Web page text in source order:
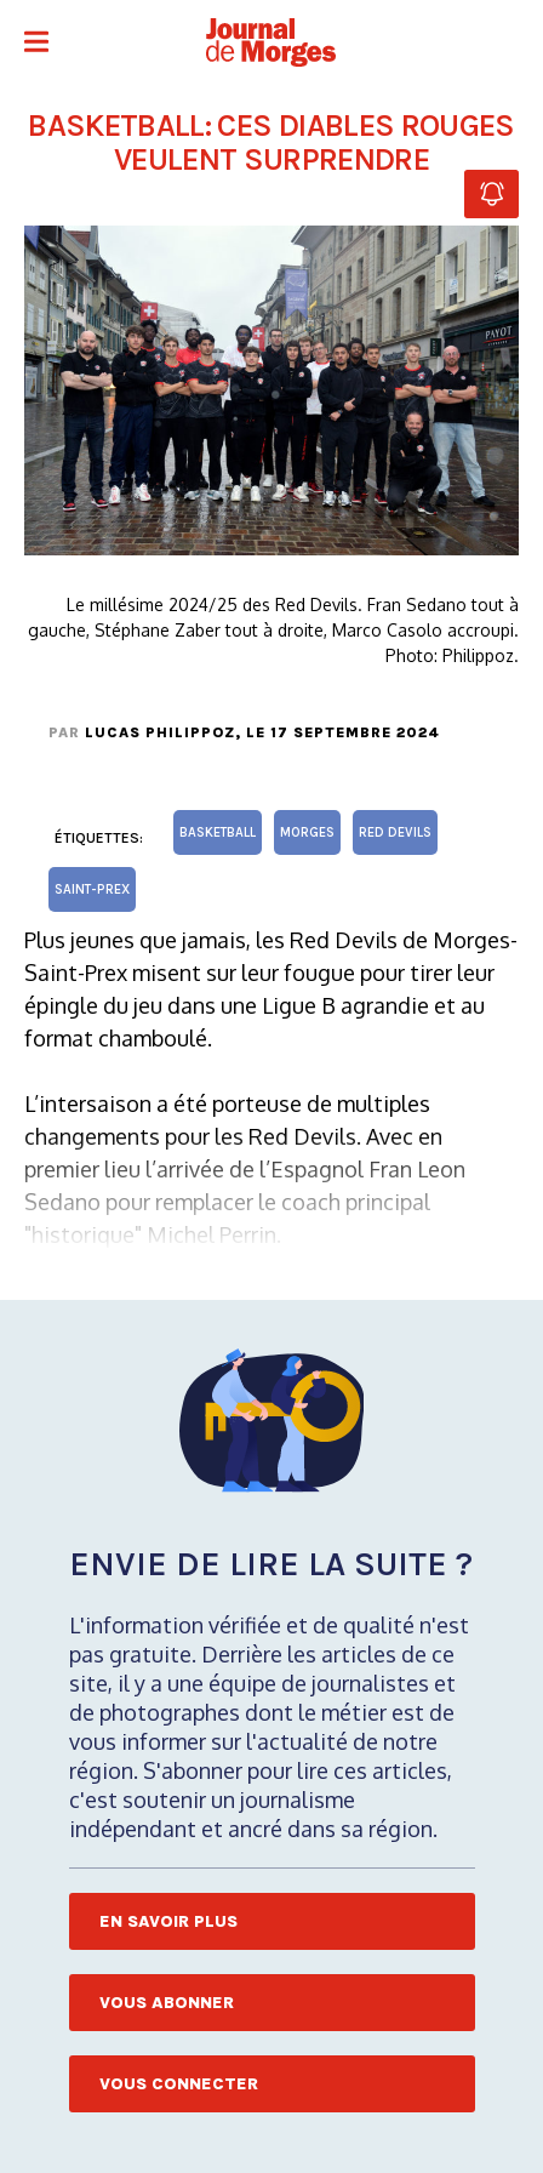
BASKETBALL: CES DIABLES ROUGES
VEULENT SURPRENDRE
Le millésime 2024/25 des Red Devils. Fran Sedano tout à
gauche, Stéphane Zaber tout à droite, Marco Casolo accroupi.
Photo: Philippoz.
PAR LUCAS PHILIPPOZ, LE 17 SEPTEMBRE 2024
ÉTIQUETTES: BASKETBALL MORGES RED DEVILS
SAINT-PREX
Plus jeunes que jamais, les Red Devils de Morges-
Saint-Prex misent sur leur fougue pour tirer leur
épingle du jeu dans une Ligue B agrandie et au
format chamboulé.
L’intersaison a été porteuse de multiples
changements pour les Red Devils. Avec en
premier lieu l’arrivée de l’Espagnol Fran Leon
Sedano pour remplacer le coach principal
"historique" Michel Perrin.
ENVIE DE LIRE LA SUITE ?
L'information vérifiée et de qualité n'est
pas gratuite. Derrière les articles de ce
site, il y a une équipe de journalistes et
de photographes dont le métier est de
vous informer sur l'actualité de notre
région. S'abonner pour lire ces articles,
c'est soutenir un journalisme
indépendant et ancré dans sa région.
EN SAVOIR PLUS
VOUS ABONNER
VOUS CONNECTER